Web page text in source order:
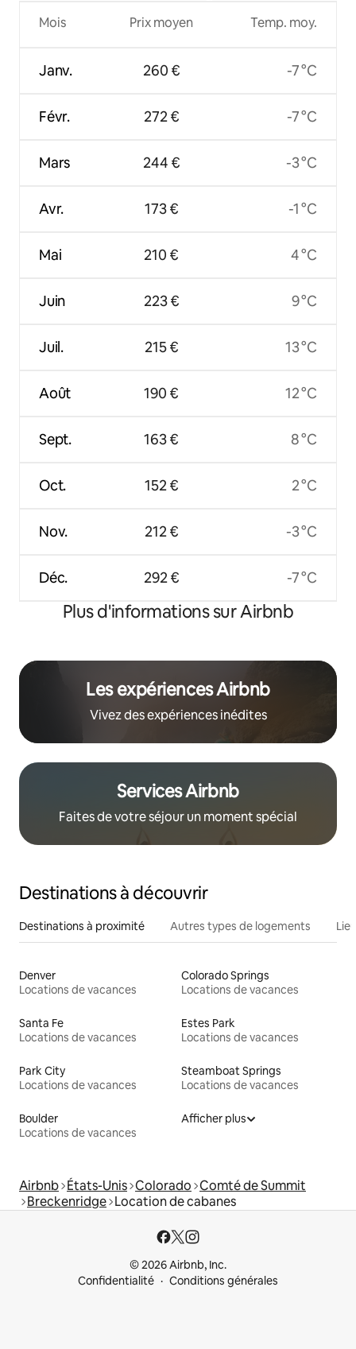
Mois
Janv.
Févr.
Mars
Avr.
Mai
Juin
Juil.
Août
Sept.
Oct.
Nov.
Déc.
Prix moyen
260 €
272 €
244 €
173 €
210 €
223 €
215 €
190 €
163 €
152 €
212 €
292 €
Temp. moy.
-7 °C
-7 °C
-3 °C
-1 °C
4 °C
9 °C
13 °C
12 °C
8 °C
2 °C
-3 °C
-7 °C
Plus d'informations sur Airbnb
Les expériences Airbnb
Vivez des expériences inédites
Services Airbnb
Faites de votre séjour un moment spécial
Destinations à découvrir
Destinations à proximité Autres types de logements
Denver
Locations de vacances
Colorado Springs
Locations de vacances
Santa Fe
Locations de vacances
Estes Park
Locations de vacances
Park City
Locations de vacances
Steamboat Springs
Locations de vacances
Boulder
Locations de vacances
Afficher plus
Airbnb États-Unis Colorado Comté de Summit
Breckenridge Location de cabanes
© 2026 Airbnb, Inc.
Confidentialité
Conditions générales